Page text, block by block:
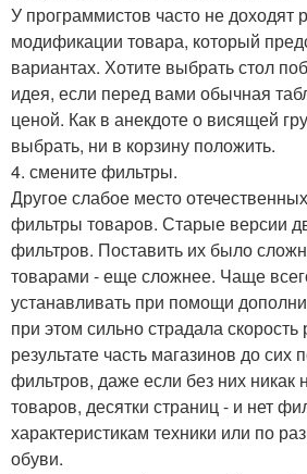
У программистов часто не доходят
модификации товара, который
вариантах. Хотите выбрать стол
идея, если перед вами обычная
ценой. Как в анекдоте о висящей
выбрать, ни в корзину положить.
4. смените фильтры.
Другое слабое место
фильтры товаров. Старые версии
фильтров. Поставить их было
товарами - еще сложнее. Чаще
устанавливать при помощи
при этом сильно страдала
результате часть магазинов до сих
фильтров, даже если без них никак
товаров, десятки страниц - и нет
характеристикам техники или по
обуви.